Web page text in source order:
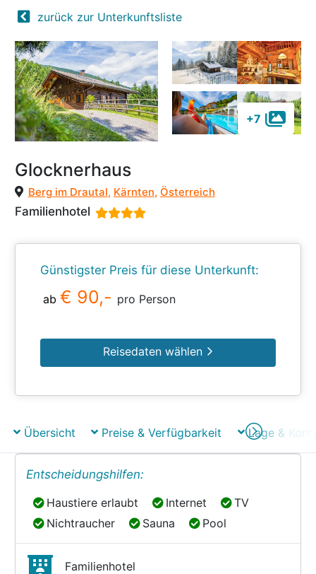
zurück zur Unterkunftsliste
+7
Glocknerhaus
Berg im Drautal, Kärnten, Österreich
Familienhotel
Günstigster Preis für diese Unterkunft:
ab € 90,- pro Person
Reisedaten wählen
Übersicht Preise & Verfügbarkeit Lage &
Entscheidungshilfen:
Haustiere erlaubt
Haustiere erlaubt Internet
Internet TV
TV
Nichtraucher
Nichtraucher Sauna
Sauna Pool
Pool
Familienhotel